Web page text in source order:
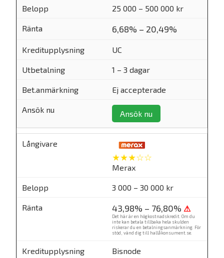
25 000 – 500 000 kr
6,68% – 20,49%
UC
1 – 3 dagar
Ej accepterade
Ansök nu
★★★☆☆
Merax
3 000 – 30 000 kr
43,98% – 76,80% ⚠
Det här är en högkostnadskredit. Om du
inte kan betala tillbaka hela skulden
riskerar du en betalningsanmärkning. För
stöd, vänd dig till hallåkonsument.se.
Bisnode